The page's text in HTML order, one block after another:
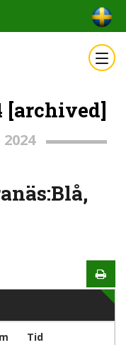
[archived]
2024
Tid